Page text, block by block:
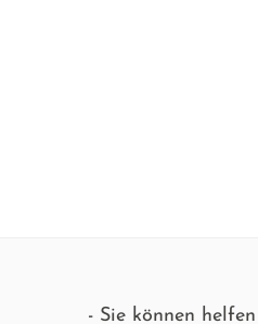
Sie können helfen